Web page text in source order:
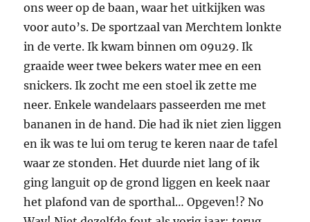
ons weer op de baan, waar het uitkijken was
voor auto’s. De sportzaal van Merchtem lonkte
in de verte. Ik kwam binnen om 09u29. Ik
graaide weer twee bekers water mee en een
snickers. Ik zocht me een stoel ik zette me
neer. Enkele wandelaars passeerden me met
bananen in de hand. Die had ik niet zien liggen
en ik was te lui om terug te keren naar de tafel
waar ze stonden. Het duurde niet lang of ik
ging languit op de grond liggen en keek naar
het plafond van de sporthal… Opgeven!? No